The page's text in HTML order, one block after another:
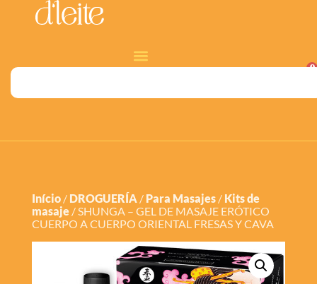
0
Início/ DROGUERÍA / Para Masajes/ Kits de
masaje/ SHUNGA – GEL DE MASAJE ERÓTICO
CUERPO A CUERPO ORIENTAL FRESAS Y CAVA